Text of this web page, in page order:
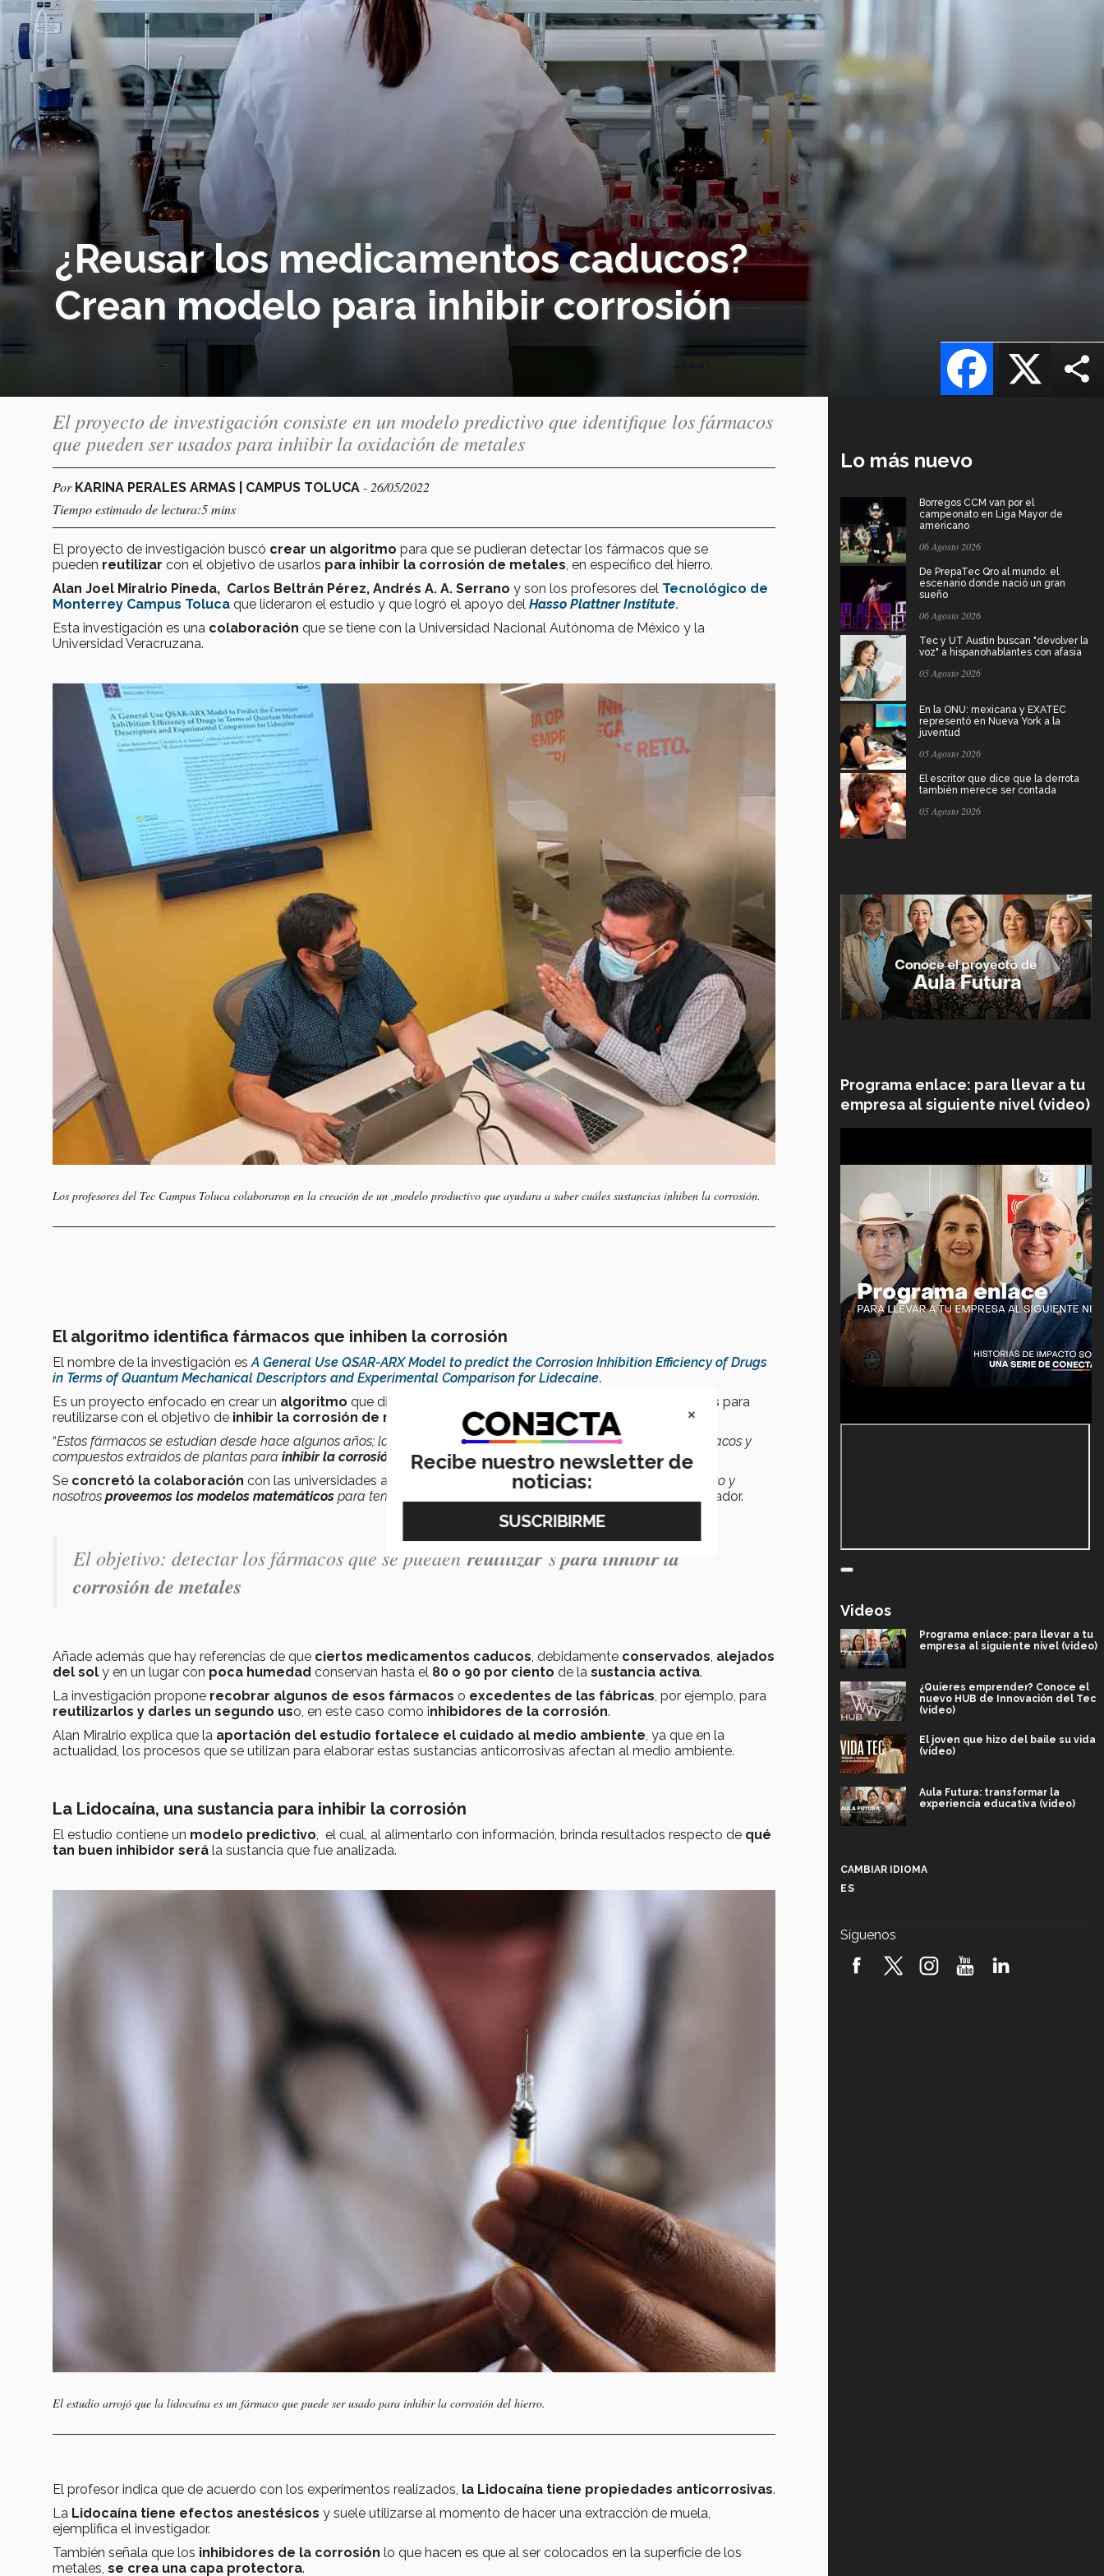
¿Reusar los medicamentos caducos?
Crean modelo para inhibir corrosión
X
Facebook
El proyecto de investigación consiste en un modelo predictivo que identifique los fármacos
que pueden ser usados para inhibir la oxidación de metales
Por KARINA PERALES ARMAS | CAMPUS TOLUCA - 26/05/2022
Tiempo estimado de lectura:5 mins
El proyecto de investigación buscó crear un algoritmo para que se pudieran detectar los fármacos que se
pueden reutilizar con el objetivo de usarlos para inhibir la corrosión de metales , en específico del hierro.
Alan Joel Miralrio Pineda, Carlos Beltrán Pérez, Andrés A. A. Serrano y son los profesores del Tecnológico de
Monterrey Campus Toluca que lideraron el estudio y que logró el apoyo del Hasso Plattner Institute.
Esta investigación es una colaboración que se tiene con la Universidad Nacional Autónoma de México y la
Universidad Veracruzana.
Los profesores del Tec Campus Toluca colaboraron en la creación de un ,modelo productivo que ayudara a saber cuáles sustancias inhiben la corrosión.
El algoritmo identifica fármacos que inhiben la corrosión
El nombre de la investigación esA General Use QSAR-ARX Model to predict the Corrosion Inhibition Efficiency of Drugs
in Terms of Quantum Mechanical Descriptors and Experimental Comparison for Lidecaine.
Es un proyecto enfocado en crear un algoritmo que diera información para identificar los fármacos aptos para
reutilizarse con el objetivo de inhibir la corrosión de metale s, específicamente delhierro.
“Estos fármacos se estudian desde hace algunos años; los investigadores de estas univrsidades estudiaban fármacos y
compuestos extraídos de plantas para inhibir la corrosión
”, comentó el profesor.
Se concretó la colaboración con las universidades antes mencionadas en la cual “ellos hacen el experimento y
nosotros proveemos los modelos matemáticos para tener nuevas ideas de investigación ”, puntualizó el investigador.
El objetivo: detectar los fármacos que se pueden reutilizarspara inhibir la
corrosión de metales
Añade además que hay referencias de que ciertos medicamentos caducos, debidamente conservados, alejados
del sol y en un lugar con poca humedad conservan hasta el 80 o 90 por ciento de la sustancia activa.
La investigación propone recobrar algunos de esos fármacos o excedentes de las fábricas, por ejemplo, para
reutilizarlos y darles un segundo uso, en este caso como inhibidores de la corrosión.
Alan Miralrio explica que la aportación del estudio fortalece el cuidado al medio ambiente, ya que en la
actualidad, los procesos que se utilizan para elaborar estas sustancias anticorrosivas afectan al medio ambiente.
La Lidocaína, una sustancia para inhibir la corrosión
El estudio contiene un modelo predictivo, el cual, al alimentarlo con información, brinda resultados respecto de qué
tan buen inhibidor será la sustancia que fue analizada.
El estudio arrojó que la lidocaína es un fármaco que puede ser usado para inhibir la corrosión del hierro.
El profesor indica que de acuerdo con los experimentos realizados, la Lidocaína tiene propiedades anticorrosivas.
La Lidocaína tiene efectos anestésicos y suele utilizarse al momento de hacer una extracción de muela,
ejemplifica el investigador.
También señala que los inhibidores de la corrosión lo que hacen es que al ser colocados en la superficie de los
metales, se crea una capa protectora.
Lo más nuevo
Borregos CCM van por el
campeonato en Liga Mayor de
americano
06 Agosto 2026
De PrepaTec Qro al mundo: el
escenario donde nació un gran
sueño
06 Agosto 2026
Tec y UT Austin buscan "devolver la
voz" a hispanohablantes con afasia
05 Agosto 2026
En la ONU: mexicana y EXATEC
representó en Nueva York a la
juventud
05 Agosto 2026
El escritor que dice que la derrota
también merece ser contada
05 Agosto 2026
Programa enlace: para llevar a tu
empresa al siguiente nivel (video)
Videos
Programa enlace: para llevar a tu
empresa al siguiente nivel (video)
¿Quieres emprender? Conoce el
nuevo HUB de Innovación del Tec
(video)
El joven que hizo del baile su vida
(video)
Aula Futura: transformar la
experiencia educativa (video)
robótica FIRST 2026! (video)
CAMBIAR IDIOMA
ES
Síguenos
×
Recibe nuestro newsletter de
noticias: